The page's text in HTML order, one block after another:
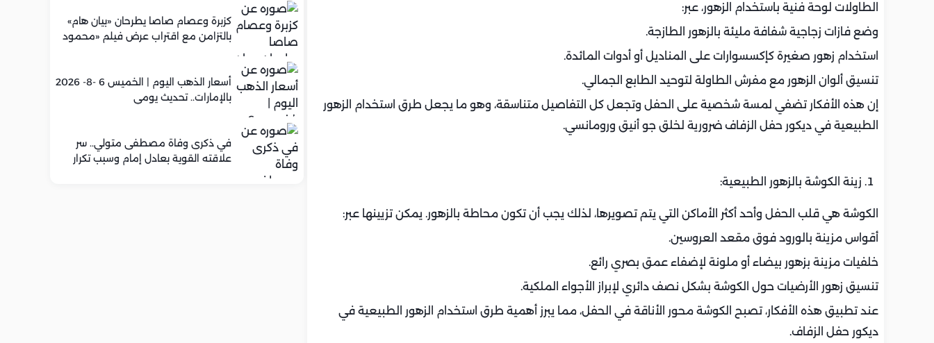
الطاولات لوحة فنية باستخدام الزهور، عبر:
وضع فازات زجاجية شفافة مليئة بالزهور الطازجة.
استخدام زهور صغيرة كإكسسوارات على المناديل أو أدوات المائدة.
تنسيق ألوان الزهور مع مفرش الطاولة لتوحيد الطابع الجمالي.
إن هذه الأفكار تضفي لمسة شخصية على الحفل وتجعل كل التفاصيل متناسقة، وهو ما يجعل طرق استخدام الزهور
الطبيعية في ديكور حفل الزفاف ضرورية لخلق جو أنيق ورومانسي.
زينة الكوشة بالزهور الطبيعية:
الكوشة هي قلب الحفل وأحد أكثر الأماكن التي يتم تصويرها، لذلك يجب أن تكون محاطة بالزهور. يمكن تزيينها عبر:
أقواس مزينة بالورود فوق مقعد العروسين.
خلفيات مزينة بزهور بيضاء أو ملونة لإضفاء عمق بصري رائع.
تنسيق زهور الأرضيات حول الكوشة بشكل نصف دائري لإبراز الأجواء الملكية.
عند تطبيق هذه الأفكار، تصبح الكوشة محور الأناقة في الحفل، مما يبرز أهمية طرق استخدام الزهور الطبيعية في
ديكور حفل الزفاف.
كزبرة وعصام صاصا يطرحان «بيان هام»
بالتزامن مع اقتراب عرض فيلم «محمود
أسعار الذهب اليوم | الخميس 6 -8- 2026
بالإمارات.. تحديث يومي
في ذكرى وفاة مصطفى متولي.. سر
علاقته القوية بعادل إمام وسبب تكرار